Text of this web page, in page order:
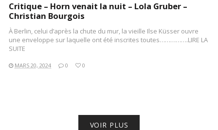
Critique – Horn venait la nuit – Lola Gruber –
Christian Bourgois
À Berlin, celui d’après la chute du mur, la vieille Ilse Küsser ouvre
une enveloppe sur laquelle ont été inscrites toutes…………….LIRE LA
SUITE
MARS 20, 2024 0 0
VOIR PLUS